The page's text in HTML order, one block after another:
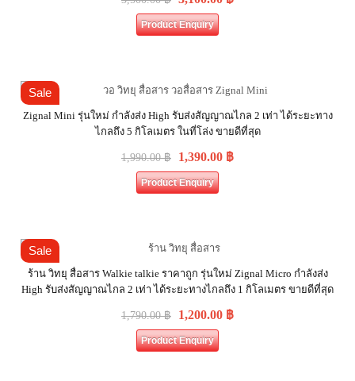
Product Enquiry
Sale
Zignal Mini รุ่นใหม่ กำลังส่ง High รับส่งสัญญาณไกล 2 เท่า ได้ระยะทาง
ไกลถึง 5 กิโลเมตร ในที่โล่ง ขายดีที่สุด
1,990.00฿ 1,390.00 ฿
Product Enquiry
Sale
ร้าน วิทยุ สื่อสาร Walkie talkie ราคาถูก รุ่นใหม่ Zignal Micro กำลังส่ง
High รับส่งสัญญาณไกล 2 เท่า ได้ระยะทางไกลถึง 1 กิโลเมตร ขายดีที่สุด
1,790.00฿ 1,200.00 ฿
Product Enquiry